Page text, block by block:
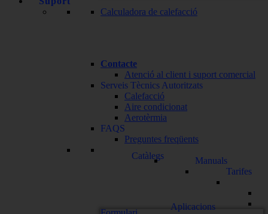
Calculadora de calefacció
Contacte
Atenció al client i suport comercial
Serveis Tècnics Autoritzats
Calefacció
Aire condicionat
Aerotèrmia
FAQS
Preguntes freqüents
Catàlegs
Manuals
Tarifes
Aplicacions